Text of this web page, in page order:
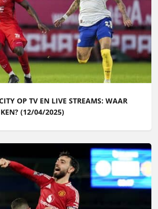
OP TV EN LIVE STREAMS: WAAR
(12/04/2025)